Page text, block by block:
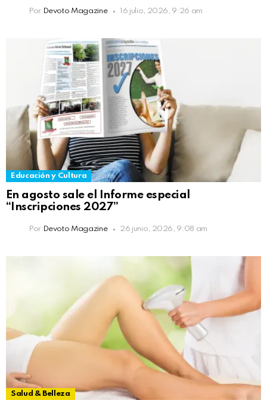
Por Devoto Magazine 16 julio, 2026, 9:26 am
Educación y Cultura
En agosto sale el Informe especial
“Inscripciones 2027”
Por Devoto Magazine 26 junio, 2026, 9:08 am
Salud & Belleza